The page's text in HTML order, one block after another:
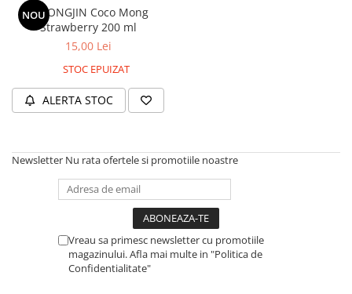
NOU
WOONGJIN Coco Mong
Strawberry 200 ml
15,00 Lei
STOC EPUIZAT
ALERTA STOC
Newsletter Nu rata ofertele si promotiile noastre
Vreau sa primesc newsletter cu promotiile
magazinului. Afla mai multe in "Politica de
Confidentialitate"